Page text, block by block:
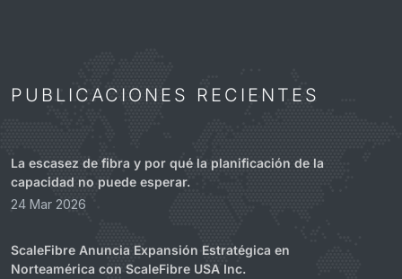
PUBLICACIONES RECIENTES
La escasez de fibra y por qué la planificación de la
capacidad no puede esperar.
24 Mar 2026
ScaleFibre Anuncia Expansión Estratégica en
Norteamérica con ScaleFibre USA Inc.